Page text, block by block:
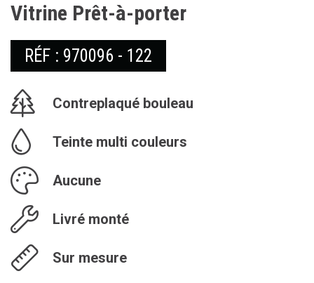
Vitrine Prêt-à-porter
RÉF : 970096 - 122
Contreplaqué bouleau
Teinte multi couleurs
Aucune
Livré monté
Sur mesure